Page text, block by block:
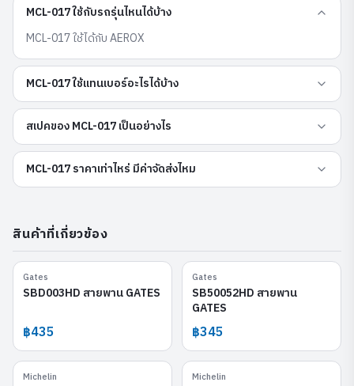
MCL-017 ใช้กับรถรุ่นไหนได้บ้าง
MCL-017 ใช้ได้กับ AEROX
MCL-017 ใช้แทนเบอร์อะไรได้บ้าง
สเปคของ MCL-017 เป็นอย่างไร
MCL-017 ราคาเท่าไหร่ มีค่าจัดส่งไหม
สินค้าที่เกี่ยวข้อง
Gates
SBD003HD สายพาน GATES
฿435
Gates
SB50052HD สายพาน
GATES
฿345
Michelin Michelin